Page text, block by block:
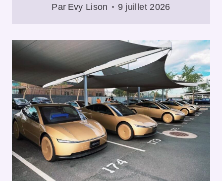
Par Evy Lison 9 juillet 2026